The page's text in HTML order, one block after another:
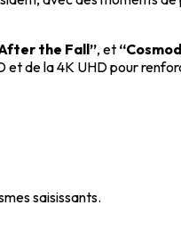
the Fall”, et
et de la 4K UHD pour
saisissants.